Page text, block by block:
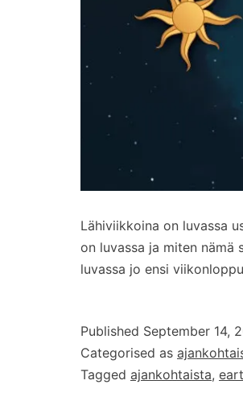
Lähiviikkoina on luvassa
on luvassa ja miten nämä
luvassa jo ensi
Published September 14,
Categorised as
Tagged ajankohtaista,